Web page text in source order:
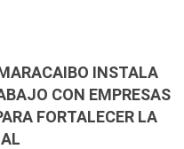
INSTALA
CON EMPRESAS
FORTALECER LA